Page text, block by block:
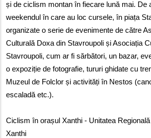
și de ciclism montan în fiecare lună mai. De
weekendul în care au loc cursele, în piața
organizate o serie de evenimente de către
Culturală Doxa din Stavroupoli și Asociația
Stavroupoli, cum ar fi sărbători, un bazar,
o expoziție de fotografie, tururi ghidate cu
Muzeul de Folclor și activități în Nestos
escaladă etc.).
Ciclism în orașul Xanthi - Unitatea
Xanthi